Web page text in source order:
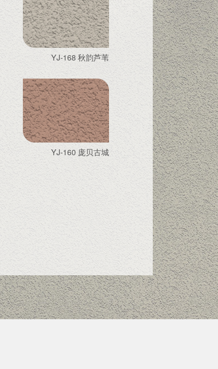
YJ-168 秋韵芦苇
YJ-160 庞贝古城